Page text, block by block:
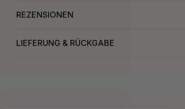
REZENSIONEN
LIEFERUNG & RÜCKGABE